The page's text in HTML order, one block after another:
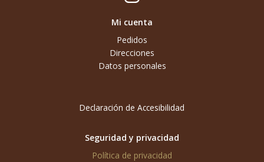
Mi cuenta
Pedidos
Direcciones
Datos personales
Declaración de Accesibilidad
Seguridad y privacidad
Política de privacidad